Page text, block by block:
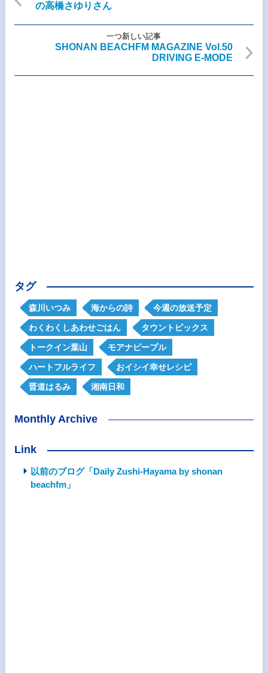
の高橋さゆりさん
一つ新しい記事
SHONAN BEACHFM MAGAZINE Vol.50
DRIVING E-MODE
タグ
森川いつみ 海からの詩 今週の放送予定
わくわくしあわせごはん タウントピックス
トークイン葉山 モアナピープル
ハートフルライフ おイシイ幸せレシピ
晋道はるみ 湘南日和
Monthly Archive
Link
以前のブログ「Daily Zushi-Hayama by shonan
beachfm」